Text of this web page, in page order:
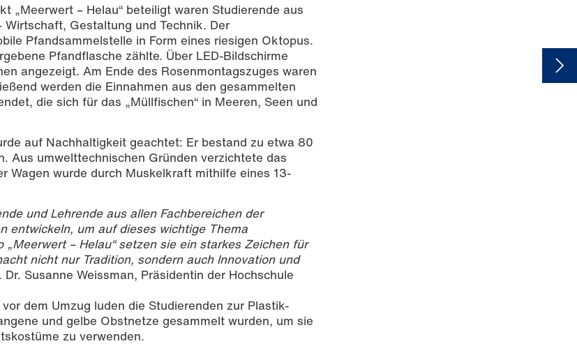
„Meerwert – Helau“ beteiligt waren Studierende aus
Gestaltung und Technik. Der
Pfandsammelstelle in Form eines riesigen Oktopus.
Pfandflasche zählte. Über LED-Bildschirme
angezeigt. Am Ende des Rosenmontagszuges waren
werden die Einnahmen aus den gesammelten
die sich für das „Müllfischen“ in Meeren, Seen und
auf Nachhaltigkeit geachtet: Er bestand zu etwa 80
Aus umwelttechnischen Gründen verzichtete das
Wagen wurde durch Muskelkraft mithilfe eines 13-
und Lehrende aus allen Fachbereichen der
entwickeln, um auf dieses wichtige Thema
– Helau“ setzen sie ein starkes Zeichen für
nicht nur Tradition, sondern auch Innovation und
Susanne Weissman, Präsidentin der Hochschule
dem Umzug luden die Studierenden zur Plastik-
und gelbe Obstnetze gesammelt wurden, um sie
zu verwenden.